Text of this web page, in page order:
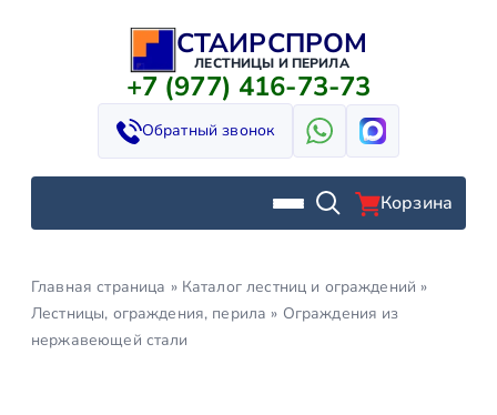
СТАИРСПРОМ
ЛЕСТНИЦЫ И ПЕРИЛА
+7 (977) 416-73-73
Обратный звонок
Корзина
Главная страница » Каталог лестниц и ограждений »
Лестницы, ограждения, перила » Ограждения из
нержавеющей стали